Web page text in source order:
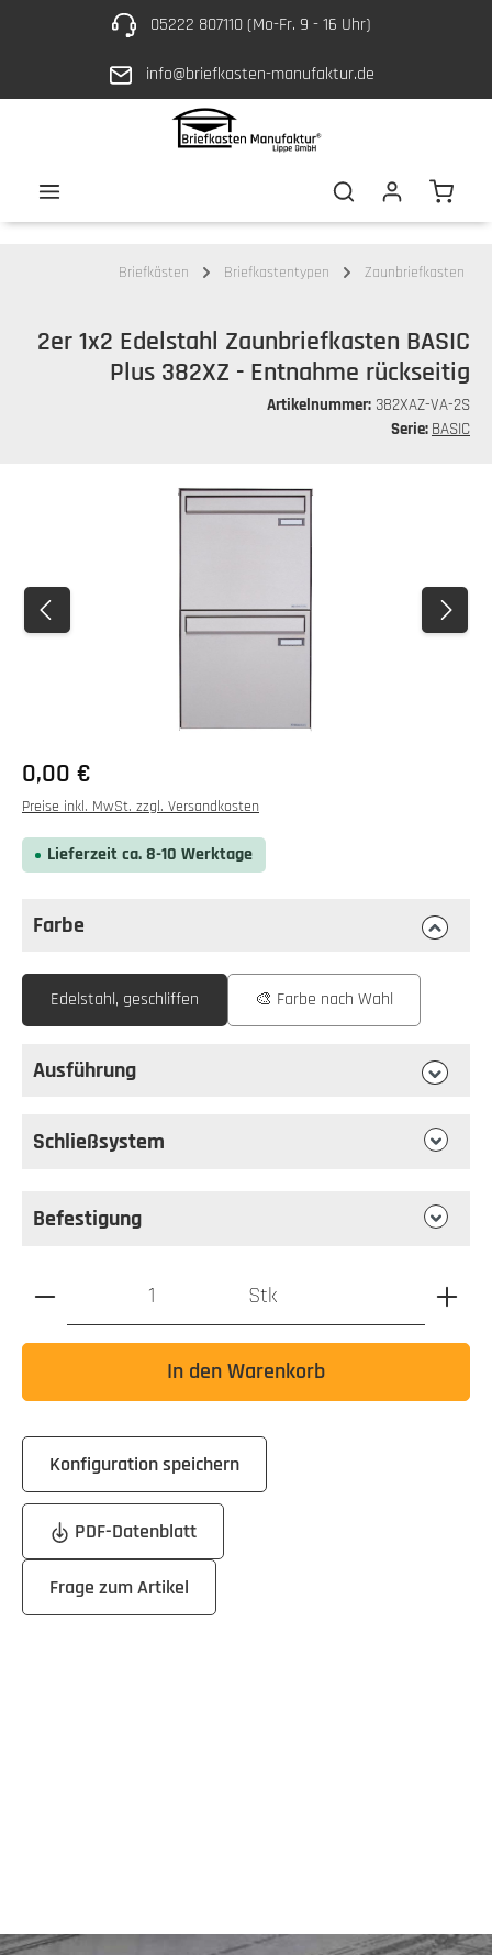
Zum Hauptinhalt springen05222 807110 (Mo-Fr. 9 - 16 Uhr)
info@briefkasten-manufaktur.de
Briefkästen Briefkastentypen Zaunbriefkasten
2er 1x2 Edelstahl Zaunbriefkasten BASIC
Plus 382XZ - Entnahme rückseitig
Artikelnummer: 382XAZ-VA-2S
Serie: BASIC
Bildergalerie überspringen
0,00 €
Preise inkl. MwSt. zzgl. Versandkosten
Lieferzeit ca. 8-10 Werktage
Farbe
Farbeauswählen
Edelstahl, geschliffen 🎨 Farbe nach Wahl
Ausführung
Schließsystem
Befestigung
Produkt Anzahl: Gib den gewünschten Wert ein oder
Stk
In den Warenkorb
Konfiguration speichern
PDF-Datenblatt
Frage zum Artikel